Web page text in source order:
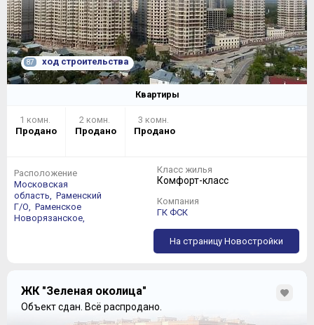
заинтересовавшую планировку, возвращаемся назад и
понимаем, что фильтр уже обнулился – все надо
начинать заново.
Как выясняется, в более ранних корпусах
однокомнатные квартиры были незначительно, но
побольше. В последних домах Комплекса метраж
стандартной однокомнатной квартиры составлял 39,36
87 ход строительства
Квартиры
1 комн.
Продано
2 комн.
Продано
3 комн.
Продано
Расположение
Московская
область,
Раменский
Г/О,
Раменское
Новорязанское,
Класс жилья
Комфорт-класс
Компания
ГК ФСК
На страницу Новостройки
ЖК "Зеленая околица"
Объект сдан. Всё распродано.